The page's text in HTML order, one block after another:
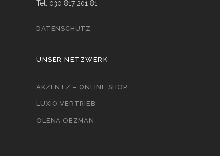
Tel. 030 817 201 81
DATENSCHUTZ
UNSER NETZWERK
AKZENTZ – ONLINE SHOP
LUXIO VERTRIEB
OLENA OEZMAN